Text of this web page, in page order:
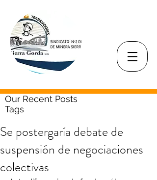
Our Recent Posts
Tags
Se postergaría debate de
suspensión de negociaciones
colectivas